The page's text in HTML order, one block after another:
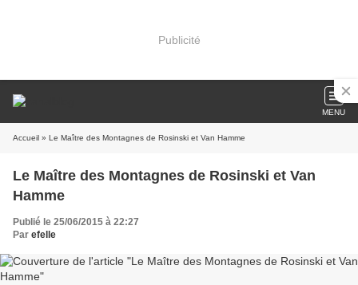
Publicité
MENU
Accueil » Le Maître des Montagnes de Rosinski et Van Hamme
Le Maître des Montagnes de Rosinski et Van
Hamme
Publié le 25/06/2015 à 22:27
Par efelle